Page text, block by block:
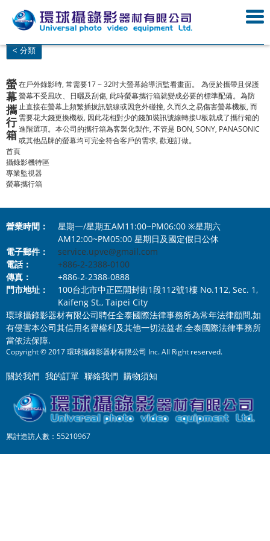
< 分類
螢
幕
攜
行
箱
在戶外錄影時, 常需要17 ~ 32吋大螢幕給導演監看畫面。
為便於攜帶且保護
螢幕不受風吹、 日曬及刮傷, 此時螢幕攜行箱就變成必要的標準配備。 為防
止直接在螢幕上頻繁插拔訊號線或因意外碰撞, 久而久之易傷害螢幕機板, 而
需要花大錢更換機板, 因此花相對少的錢加裝訊號線轉接U板就成了攜行箱的
進階選項。 本公司的攜行箱為客製化製作, 不管是 BON, SONY, PANASONIC
或其他品牌的螢幕均可完全符合客戶的需求, 歡迎訂做。
首頁
攝錄影機特區
專業監視器
螢幕攜行箱
營業時間：
星期一/星期五AM11:00~PM06:00 ※星期六
AM12:00~PM05:00 星期日及國定假日公休
電子郵件：
service.upve@gmail.com
電話：
+886-2-2388-0100
傳真：
+886-2-2388-0888
門市地址：
100台北市中正區開封街1段112號1樓 No.112, Sec. 1,
Kaifeng St., Taipei City
環球攝錄影器材有限公司聘任全泰國際法律事務所為常年法律顧問,如
有侵害本公司其信用名譽權利及其他一切法益者,全泰國際法律事務所
當依法保障.
Copyright © 2017 環球攝錄影器材有限公司 Inc. All Right reserved.
關於我們 我的訂單 聯絡我們 購物須知
累計造訪人數：55210967